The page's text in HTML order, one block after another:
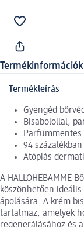
Termékinformációk
Termékleírás
Gyengéd
Bisabolollal,
94
Atópiás
A HALLOHEBAMME
köszönhetően
ápolására. A krém
tartalmaz, amelyek